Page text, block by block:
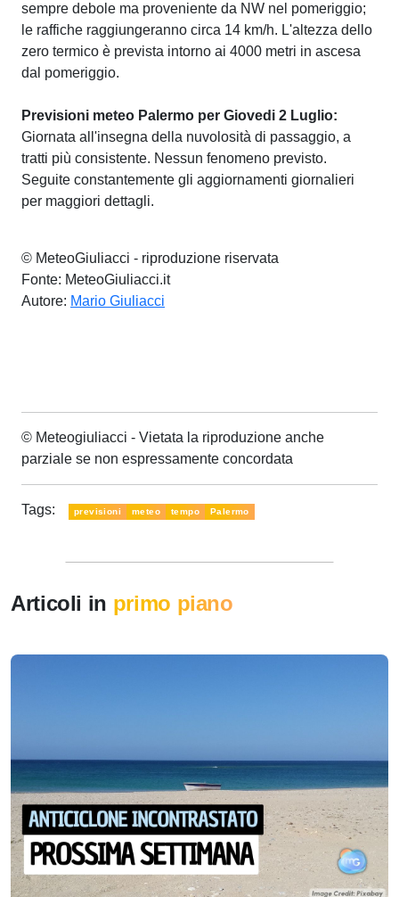
sempre debole ma proveniente da NW nel pomeriggio;
le raffiche raggiungeranno circa 14 km/h. L'altezza dello
zero termico è prevista intorno ai 4000 metri in ascesa
dal pomeriggio.
Previsioni meteo Palermo per Giovedi 2 Luglio:
Giornata all'insegna della nuvolosità di passaggio, a
tratti più consistente. Nessun fenomeno previsto.
Seguite constantemente gli aggiornamenti giornalieri
per maggiori dettagli.
© MeteoGiuliacci - riproduzione riservata
Fonte: MeteoGiuliacci.it
Autore: Mario Giuliacci
© Meteogiuliacci - Vietata la riproduzione anche
parziale se non espressamente concordata
Tags: previsioni meteo tempo Palermo
Articoli in primo piano